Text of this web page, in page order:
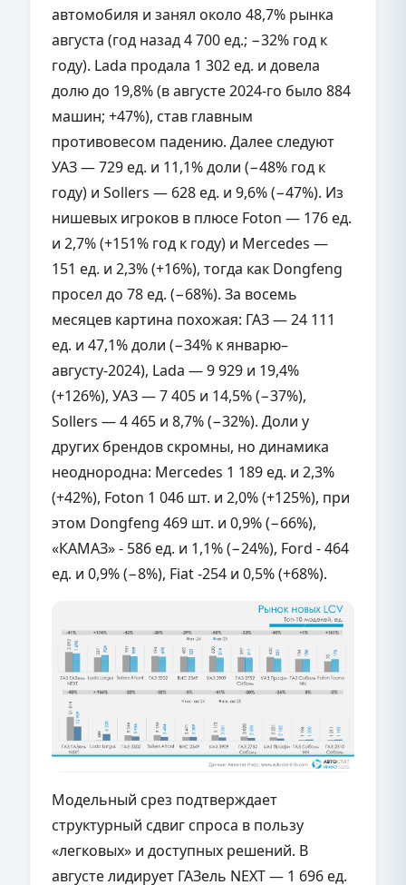
автомобиля и занял около 48,7% рынка
августа (год назад 4 700 ед.; −32% год к
году). Lada продала 1 302 ед. и довела
долю до 19,8% (в августе 2024-го было 884
машин; +47%), став главным
противовесом падению. Далее следуют
УАЗ — 729 ед. и 11,1% доли (−48% год к
году) и Sollers — 628 ед. и 9,6% (−47%). Из
нишевых игроков в плюсе Foton — 176 ед.
и 2,7% (+151% год к году) и Mercedes —
151 ед. и 2,3% (+16%), тогда как Dongfeng
просел до 78 ед. (−68%). За восемь
месяцев картина похожая: ГАЗ — 24 111
ед. и 47,1% доли (−34% к январю–
августу-2024), Lada — 9 929 и 19,4%
(+126%), УАЗ — 7 405 и 14,5% (−37%),
Sollers — 4 465 и 8,7% (−32%). Доли у
других брендов скромны, но динамика
неоднородна: Mercedes 1 189 ед. и 2,3%
(+42%), Foton 1 046 шт. и 2,0% (+125%), при
этом Dongfeng 469 шт. и 0,9% (−66%),
«КАМАЗ» - 586 ед. и 1,1% (−24%), Ford - 464
ед. и 0,9% (−8%), Fiat -254 и 0,5% (+68%).
Модельный срез подтверждает
структурный сдвиг спроса в пользу
«легковых» и доступных решений. В
августе лидирует ГАЗель NEXT — 1 696 ед.